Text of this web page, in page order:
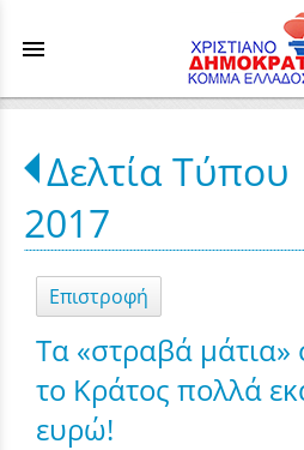
menu
Δελτία Τύπου
2017
Επιστροφή
Τα «στραβά
το Κράτος πολλά
ευρώ!